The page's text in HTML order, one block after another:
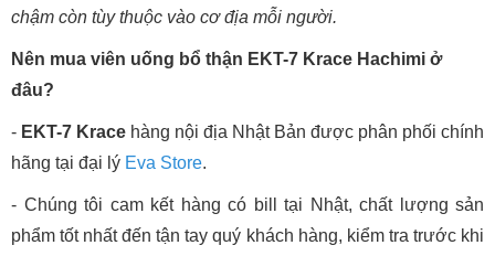
chậm còn tùy thuộc vào cơ địa mỗi người.
Nên mua viên uống bổ thận EKT-7 Krace Hachimi ở
đâu?
- EKT-7 Krace hàng nội địa Nhật Bản được phân phối chính
hãng tại đại lý Eva Store.
- Chúng tôi cam kết hàng có bill tại Nhật, chất lượng sản
phẩm tốt nhất đến tận tay quý khách hàng, kiểm tra trước khi